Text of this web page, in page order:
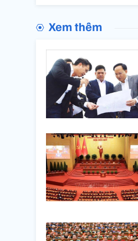
Xem thêm